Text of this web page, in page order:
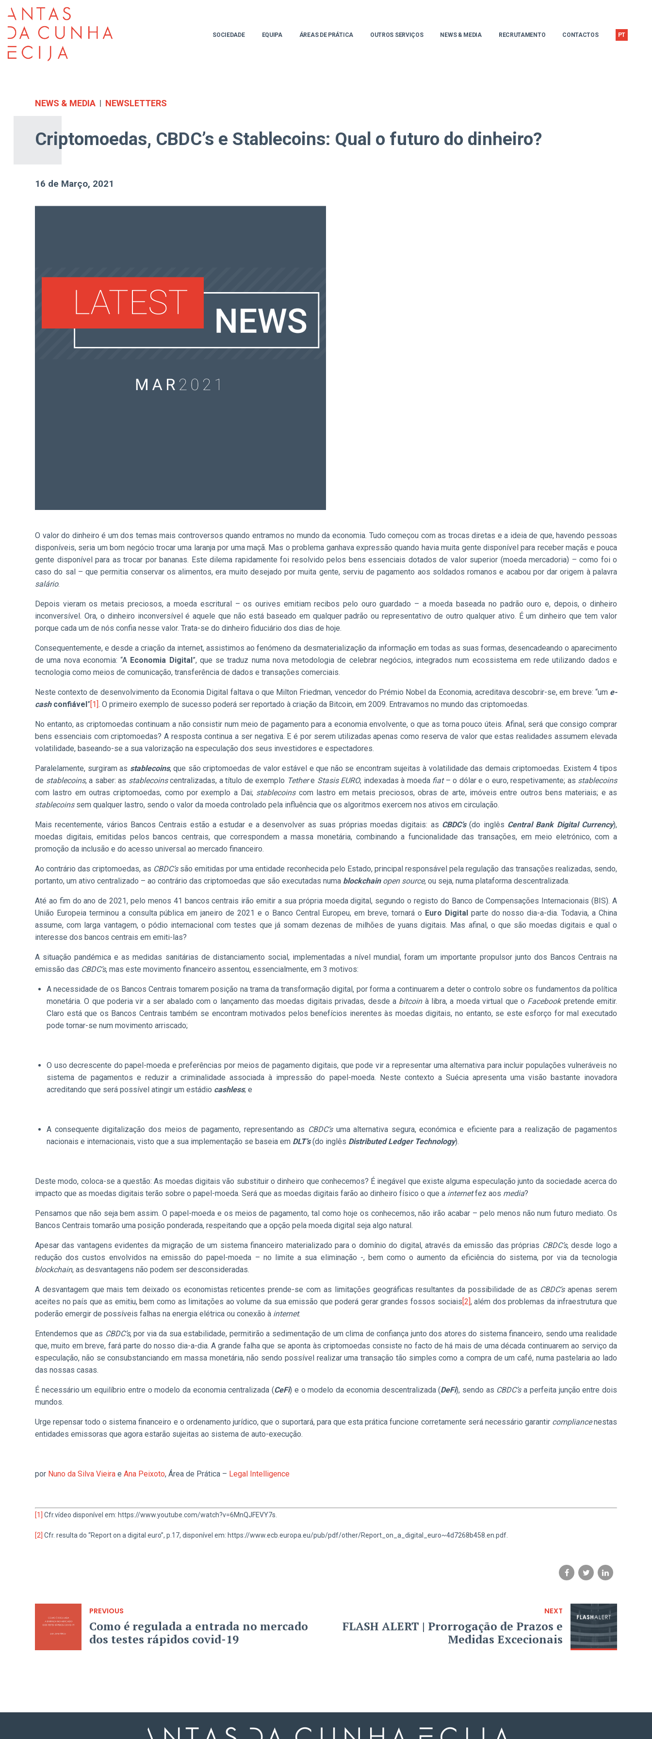
SOCIEDADE EQUIPA ÁREAS DE PRÁTICA OUTROS SERVIÇOS NEWS & MEDIA RECRUTAMENTO CONTACTOS PT
NEWS & MEDIA NEWSLETTERS
Criptomoedas, CBDC’s e Stablecoins: Qual o futuro do dinheiro?
16 de Março, 2021
O valor do dinheiro é um dos temas mais controversos quando entramos no mundo da economia. Tudo começou com as trocas diretas e a ideia de que, havendo pessoas
disponíveis, seria um bom negócio trocar uma laranja por uma maçã. Mas o problema ganhava expressão quando havia muita gente disponível para receber maçãs e pouca
gente disponível para as trocar por bananas. Este dilema rapidamente foi resolvido pelos bens essenciais dotados de valor superior (moeda mercadoria) – como foi o
caso do sal – que permitia conservar os alimentos, era muito desejado por muita gente, serviu de pagamento aos soldados romanos e acabou por dar origem à palavra
salário.
Depois vieram os metais preciosos, a moeda escritural – os ourives emitiam recibos pelo ouro guardado – a moeda baseada no padrão ouro e, depois, o dinheiro
inconversível. Ora, o dinheiro inconversível é aquele que não está baseado em qualquer padrão ou representativo de outro qualquer ativo. É um dinheiro que tem valor
porque cada um de nós confia nesse valor. Trata-se do dinheiro fiduciário dos dias de hoje.
Consequentemente, e desde a criação da internet, assistimos ao fenómeno da desmaterialização da informação em todas as suas formas, desencadeando o aparecimento
de uma nova economia: “A Economia Digital”, que se traduz numa nova metodologia de celebrar negócios, integrados num ecossistema em rede utilizando dados e
tecnologia como meios de comunicação, transferência de dados e transações comerciais.
Neste contexto de desenvolvimento da Economia Digital faltava o que Milton Friedman, vencedor do Prémio Nobel da Economia, acreditava descobrir-se, em breve: “um e-
cashconfiável”[1]. O primeiro exemplo de sucesso poderá ser reportado à criação da Bitcoin, em 2009. Entravamos no mundo das criptomoedas.
No entanto, as criptomoedas continuam a não consistir num meio de pagamento para a economia envolvente, o que as torna pouco úteis. Afinal, será que consigo comprar
bens essenciais com criptomoedas? A resposta continua a ser negativa. E é por serem utilizadas apenas como reserva de valor que estas realidades assumem elevada
volatilidade, baseando-se a sua valorização na especulação dos seus investidores e espectadores.
Paralelamente, surgiram as stablecoins, que são criptomoedas de valor estável e que não se encontram sujeitas à volatilidade das demais criptomoedas. Existem 4 tipos
de stablecoins, a saber: as stablecoinscentralizadas, a título de exemplo Tethere Stasis EURO, indexadas à moeda fiat – o dólar e o euro, respetivamente; as stablecoins
com lastro em outras criptomoedas, como por exemplo a Dai; stablecoins com lastro em metais preciosos, obras de arte, imóveis entre outros bens materiais; e as
stablecoins sem qualquer lastro, sendo o valor da moeda controlado pela influência que os algoritmos exercem nos ativos em circulação.
Mais recentemente, vários Bancos Centrais estão a estudar e a desenvolver as suas próprias moedas digitais: as CBDC’s(do inglês Central Bank Digital Currency),
moedas digitais, emitidas pelos bancos centrais, que correspondem a massa monetária, combinando a funcionalidade das transações, em meio eletrónico, com a
promoção da inclusão e do acesso universal ao mercado financeiro.
Ao contrário das criptomoedas, as CBDC’s são emitidas por uma entidade reconhecida pelo Estado, principal responsável pela regulação das transações realizadas, sendo,
portanto, um ativo centralizado – ao contrário das criptomoedas que são executadas numa blockchain open source, ou seja, numa plataforma descentralizada.
Até ao fim do ano de 2021, pelo menos 41 bancos centrais irão emitir a sua própria moeda digital, segundo o registo do Banco de Compensações Internacionais (BIS). A
União Europeia terminou a consulta pública em janeiro de 2021 e o Banco Central Europeu, em breve, tornará o Euro Digitalparte do nosso dia-a-dia. Todavia, a China
assume, com larga vantagem, o pódio internacional com testes que já somam dezenas de milhões de yuans digitais. Mas afinal, o que são moedas digitais e qual o
interesse dos bancos centrais em emiti-las?
A situação pandémica e as medidas sanitárias de distanciamento social, implementadas a nível mundial, foram um importante propulsor junto dos Bancos Centrais na
emissão das CBDC’s, mas este movimento financeiro assentou, essencialmente, em 3 motivos:
A necessidade de os Bancos Centrais tomarem posição na trama da transformação digital, por forma a continuarem a deter o controlo sobre os fundamentos da política
monetária. O que poderia vir a ser abalado com o lançamento das moedas digitais privadas, desde a bitcoin à libra, a moeda virtual que o Facebook pretende emitir.
Claro está que os Bancos Centrais também se encontram motivados pelos benefícios inerentes às moedas digitais, no entanto, se este esforço for mal executado
pode tornar-se num movimento arriscado;
O uso decrescente do papel-moeda e preferências por meios de pagamento digitais, que pode vir a representar uma alternativa para incluir populações vulneráveis no
sistema de pagamentos e reduzir a criminalidade associada à impressão do papel-moeda. Neste contexto a Suécia apresenta uma visão bastante inovadora
acreditando que será possível atingir um estádio cashless; e
A consequente digitalização dos meios de pagamento, representando as CBDC’suma alternativa segura, económica e eficiente para a realização de pagamentos
nacionais e internacionais, visto que a sua implementação se baseia em DLT’s(do inglês Distributed Ledger Technology).
Deste modo, coloca-se a questão: As moedas digitais vão substituir o dinheiro que conhecemos? É inegável que existe alguma especulação junto da sociedade acerca do
impacto que as moedas digitais terão sobre o papel-moeda. Será que as moedas digitais farão ao dinheiro físico o que a internetfez aos media?
Pensamos que não seja bem assim. O papel-moeda e os meios de pagamento, tal como hoje os conhecemos, não irão acabar – pelo menos não num futuro mediato. Os
Bancos Centrais tomarão uma posição ponderada, respeitando que a opção pela moeda digital seja algo natural.
Apesar das vantagens evidentes da migração de um sistema financeiro materializado para o domínio do digital, através da emissão das próprias CBDC’s, desde logo a
redução dos custos envolvidos na emissão do papel-moeda – no limite a sua eliminação -, bem como o aumento da eficiência do sistema, por via da tecnologia
blockchain, as desvantagens não podem ser desconsideradas.
A desvantagem que mais tem deixado os economistas reticentes prende-se com as limitações geográficas resultantes da possibilidade de as CBDC’sapenas serem
aceites no país que as emitiu, bem como as limitações ao volume da sua emissão que poderá gerar grandes fossos sociais[2], além dos problemas da infraestrutura que
poderão emergir de possíveis falhas na energia elétrica ou conexão à internet.
Entendemos que as CBDC’s, por via da sua estabilidade, permitirão a sedimentação de um clima de confiança junto dos atores do sistema financeiro, sendo uma realidade
que, muito em breve, fará parte do nosso dia-a-dia. A grande falha que se aponta às criptomoedas consiste no facto de há mais de uma década continuarem ao serviço da
especulação, não se consubstanciando em massa monetária, não sendo possível realizar uma transação tão simples como a compra de um café, numa pastelaria ao lado
das nossas casas.
É necessário um equilíbrio entre o modelo da economia centralizada (CeFi) e o modelo da economia descentralizada (DeFi), sendo as CBDC’sa perfeita junção entre dois
mundos.
Urge repensar todo o sistema financeiro e o ordenamento jurídico, que o suportará, para que esta prática funcione corretamente será necessário garantir compliancenestas
entidades emissoras que agora estarão sujeitas ao sistema de auto-execução.
por Nuno da Silva Vieira e Ana Peixoto, Área de Prática – Legal Intelligence
[1] Cfr.vídeo disponível em: https://www.youtube.com/watch?v=6MnQJFEVY7s.
[2] Cfr. resulta do “Report on a digital euro”, p.17, disponível em: https://www.ecb.europa.eu/pub/pdf/other/Report_on_a_digital_euro~4d7268b458.en.pdf.
PREVIOUS
Como é regulada a entrada no mercado
dos testes rápidos covid-19
NEXT
FLASH ALERT | Prorrogação de Prazos e
Medidas Excecionais